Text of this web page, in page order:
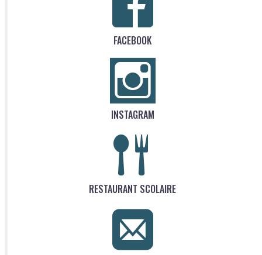
FACEBOOK
INSTAGRAM
RESTAURANT SCOLAIRE